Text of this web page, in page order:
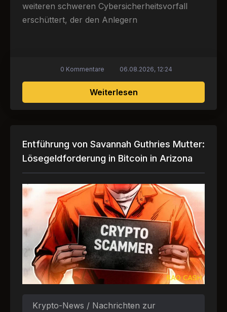
weiteren schweren Cybersicherheitsvorfall
erschüttert, der den Anlegern
Weiterlesenüber Lien Finance
0 Kommentare 06.08.2026, 12:24
Entführung von Savannah Guthries Mutter:
Lösegeldforderung in Bitcoin in Arizona
Krypto-News / Nachrichten zur